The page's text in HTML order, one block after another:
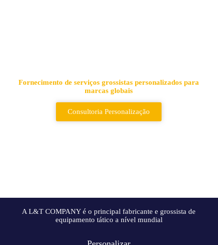
Fornecimento de serviços grossistas personalizados para
marcas globais
Consultoria Personalização
A L&T COMPANY é o principal fabricante e grossista de
equipamento tático a nível mundial